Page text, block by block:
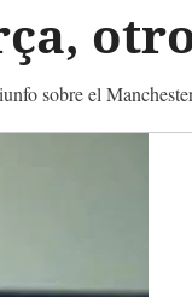
sobre el